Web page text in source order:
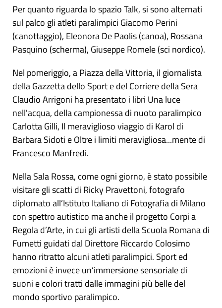
Per quanto riguarda lo spazio Talk, si sono alternati
sul palco gli atleti paralimpici Giacomo Perini
(canottaggio), Eleonora De Paolis (canoa), Rossana
Pasquino (scherma), Giuseppe Romele (sci nordico).
Nel pomeriggio, a Piazza della Vittoria, il giornalista
della Gazzetta dello Sport e del Corriere della Sera
Claudio Arrigoni ha presentato i libri Una luce
nell'acqua, della campionessa di nuoto paralimpico
Carlotta Gilli, Il meraviglioso viaggio di Karol di
Barbara Sidoti e Oltre i limiti meravigliosa...mente di
Francesco Manfredi.
Nella Sala Rossa, come ogni giorno, è stato possibile
visitare gli scatti di Ricky Pravettoni, fotografo
diplomato all’Istituto Italiano di Fotografia di Milano
con spettro autistico ma anche il progetto Corpi a
Regola d’Arte, in cui gli artisti della Scuola Romana di
Fumetti guidati dal Direttore Riccardo Colosimo
hanno ritratto alcuni atleti paralimpici. Sport ed
emozioni è invece un’immersione sensoriale di
suoni e colori tratti dalle immagini più belle del
mondo sportivo paralimpico.